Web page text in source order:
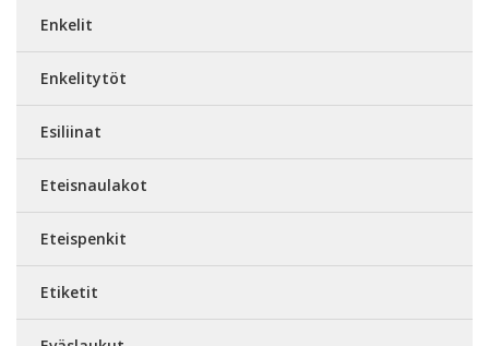
Enkelit
Enkelitytöt
Esiliinat
Eteisnaulakot
Eteispenkit
Etiketit